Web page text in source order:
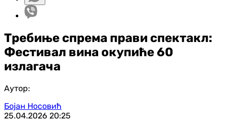
Требиње спрема прави спектакл:
Фестивал вина окупиће 60
излагача
Аутор:
Бојан Носовић
25.04.2026 20:25